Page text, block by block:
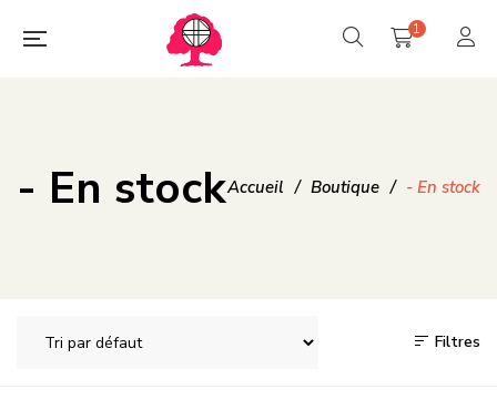
1
- En stockAccueil / Boutique / - En stock
Filtres